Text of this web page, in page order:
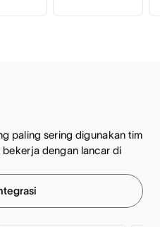
paling sering digunakan tim
dengan lancar di